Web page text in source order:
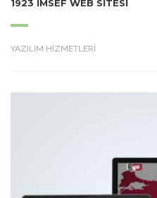
1923 İMSEF WEB SITESI
YAZILIM HİZMETLERİ